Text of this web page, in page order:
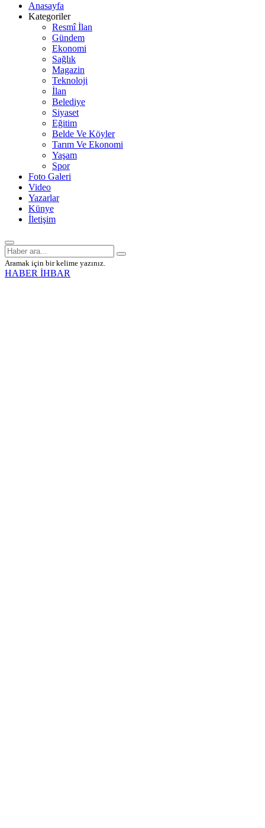
Anasayfa
Kategoriler
Resmî İlan
Gündem
Ekonomi
Sağlık
Magazin
Teknoloji
İlan
Belediye
Siyaset
Eğitim
Belde Ve Köyler
Tarım Ve Ekonomi
Yaşam
Spor
Foto Galeri
Video
Yazarlar
Künye
İletişim
Aramak için bir kelime yazınız.
HABER İHBAR